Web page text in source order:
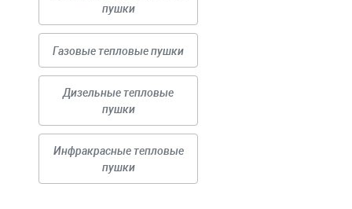
пушки
Газовые тепловые пушки
Дизельные тепловые
пушки
Инфракрасные тепловые
пушки